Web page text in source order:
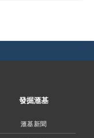
發掘滙基
滙基新聞